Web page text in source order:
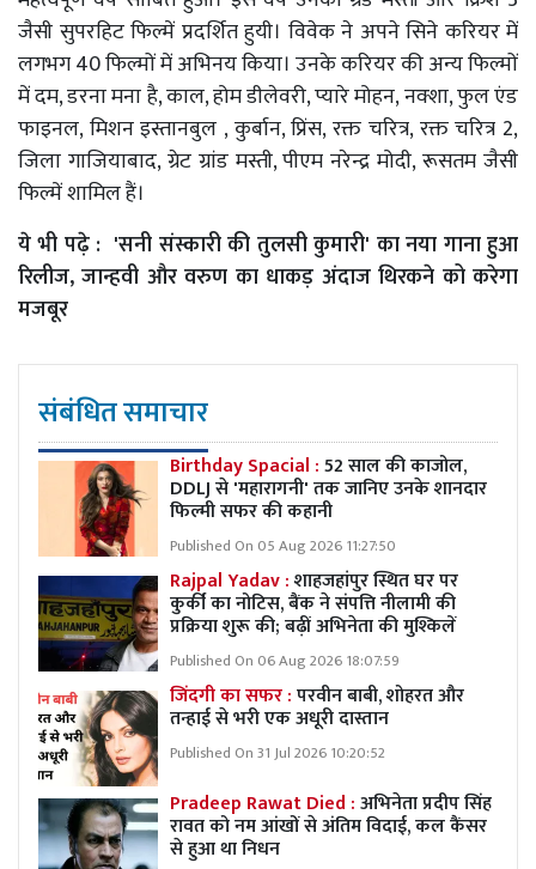
जैसी सुपरहिट फिल्में प्रदर्शित हुयी। विवेक ने अपने सिने करियर में
लगभग 40 फिल्मों में अभिनय किया। उनके करियर की अन्य फिल्मों
में दम, डरना मना है, काल, होम डीलेवरी, प्यारे मोहन, नक्शा, फुल एंड
फाइनल, मिशन इस्तानबुल , कुर्बान, प्रिंस, रक्त चरित्र, रक्त चरित्र 2,
जिला गाजियाबाद, ग्रेट ग्रांड मस्ती, पीएम नरेन्द्र मोदी, रूसतम जैसी
फिल्में शामिल हैं।
ये भी पढ़े : 'सनी संस्कारी की तुलसी कुमारी' का नया गाना हुआ
रिलीज, जान्हवी और वरुण का धाकड़ अंदाज थिरकने को करेगा
मजबूर
संबंधित समाचार
Birthday Spacial :52 साल की काजोल,
DDLJ से 'महारागनी' तक जानिए उनके शानदार
फिल्मी सफर की कहानी
Published On 05 Aug 2026 11:27:50
Rajpal Yadav :शाहजहांपुर स्थित घर पर
कुर्की का नोटिस, बैंक ने संपत्ति नीलामी की
प्रक्रिया शुरू की; बढ़ीं अभिनेता की मुश्किलें
Published On 06 Aug 2026 18:07:59
जिंदगी का सफर :परवीन बाबी, शोहरत और
तन्हाई से भरी एक अधूरी दास्तान
Published On 31 Jul 2026 10:20:52
Pradeep Rawat Died :अभिनेता प्रदीप सिंह
रावत को नम आंखों से अंतिम विदाई, कल कैंसर
से हुआ था निधन